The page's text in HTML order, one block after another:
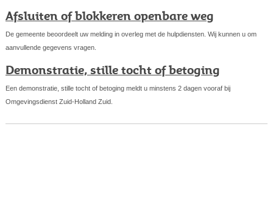
Afsluiten of blokkeren openbare weg
De gemeente beoordeelt uw melding in overleg met de hulpdiensten. Wij kunnen u om
aanvullende gegevens vragen.
Demonstratie, stille tocht of betoging
Een demonstratie, stille tocht of betoging meldt u minstens 2 dagen vooraf bij
Omgevingsdienst Zuid-Holland Zuid.